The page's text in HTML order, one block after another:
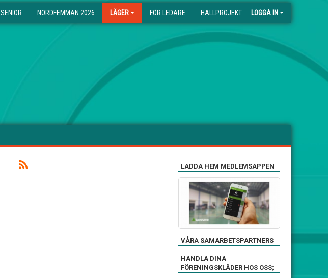
SENIOR NORDFEMMAN 2026 LÄGER FÖR LEDARE HALLPROJEKT LOGGA IN
LADDA HEM MEDLEMSAPPEN
VÅRA SAMARBETSPARTNERS
HANDLA DINA
FÖRENINGSKLÄDER HOS OSS;